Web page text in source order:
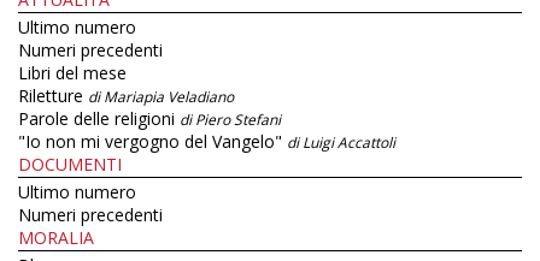
Ultimo numero
Numeri precedenti
Libri del mese
Riletture di Mariapia Veladiano
Parole delle religioni di Piero Stefani
"Io non mi vergogno del Vangelo" di Luigi Accattoli
DOCUMENTI
Ultimo numero
Numeri precedenti
MORALIA